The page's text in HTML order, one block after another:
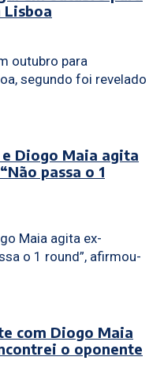
Lisboa
outubro para
segundo foi revelado
Diogo Maia agita
passa o 1
Maia agita ex-
o 1 round”, afirmou-
com Diogo Maia
o oponente